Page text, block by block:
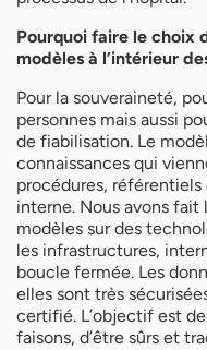
Pourquoi faire le choix
modèles à l’intérieur
Pour la souveraineté,
personnes mais aussi
de fiabilisation. Le
connaissances qui
procédures,
interne. Nous avons fait
modèles sur des
les infrastructures,
boucle fermée. Les
elles sont très
certifié. L’objectif est
faisons, d’être sûrs et